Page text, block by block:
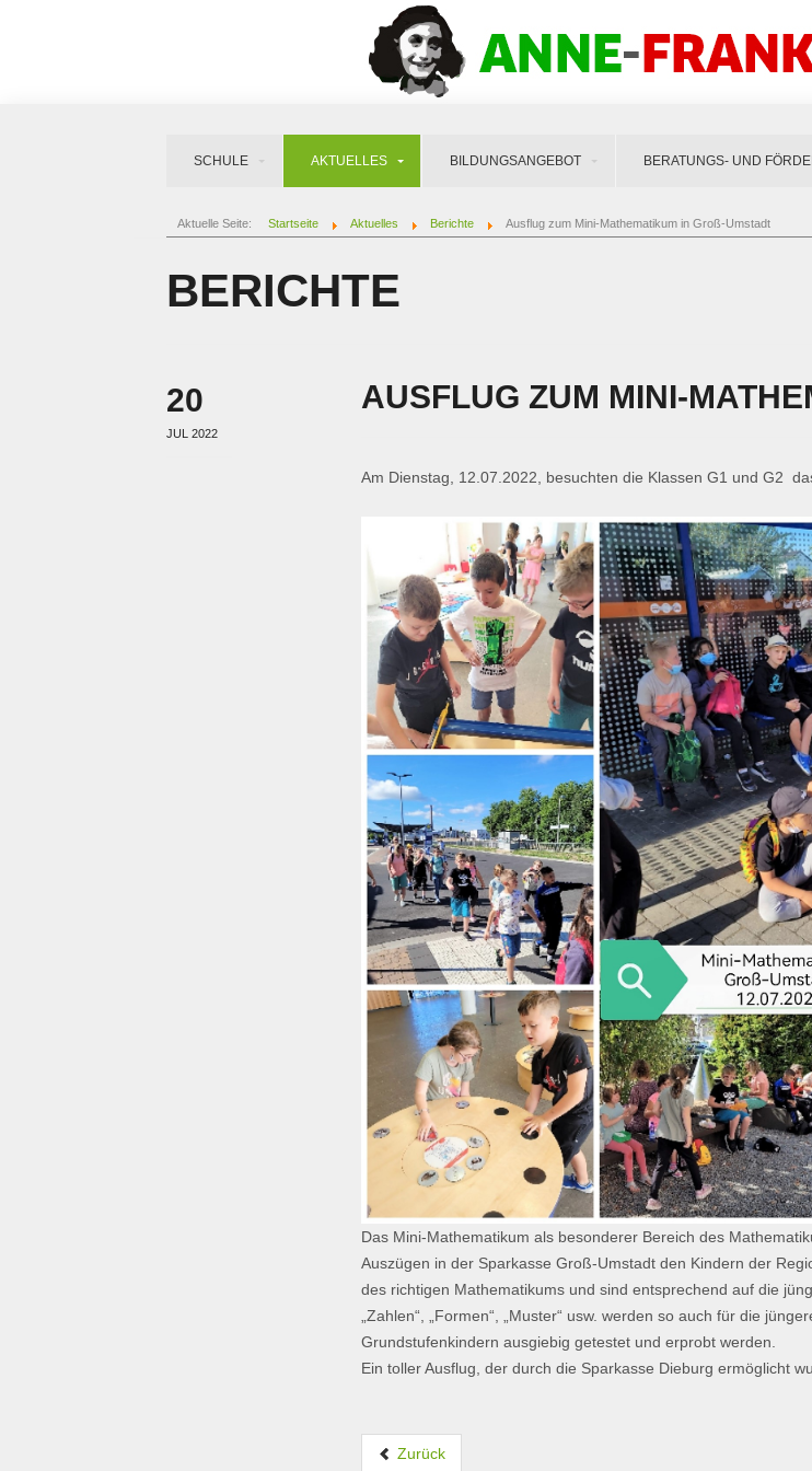
SCHULE AKTUELLES BILDUNGSANGEBOT BERATUNGS- UND
Aktuelle Seite: Startseite Aktuelles Berichte Ausflug zum Mini-Mathematikum in Groß-Umstadt
BERICHTE
20
JUL 2022
AUSFLUG ZUM MINI-
Am Dienstag, 12.07.2022, besuchten die Klassen G1 und G2
Das Mini-Mathematikum als besonderer Bereich des
Auszügen in der Sparkasse Groß-Umstadt den Kindern der
des richtigen Mathematikums und sind entsprechend auf die
„Zahlen“, „Formen“, „Muster“ usw. werden so auch für die
Grundstufenkindern ausgiebig getestet und erprobt werden.
Ein toller Ausflug, der durch die Sparkasse Dieburg ermöglicht
Zurück